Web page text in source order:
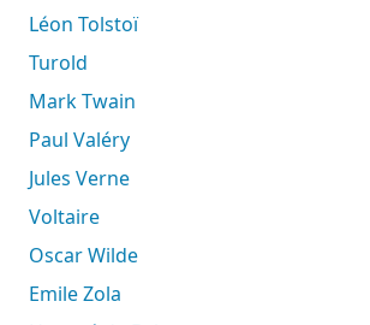
Léon Tolstoï
Turold
Mark Twain
Paul Valéry
Jules Verne
Voltaire
Oscar Wilde
Emile Zola